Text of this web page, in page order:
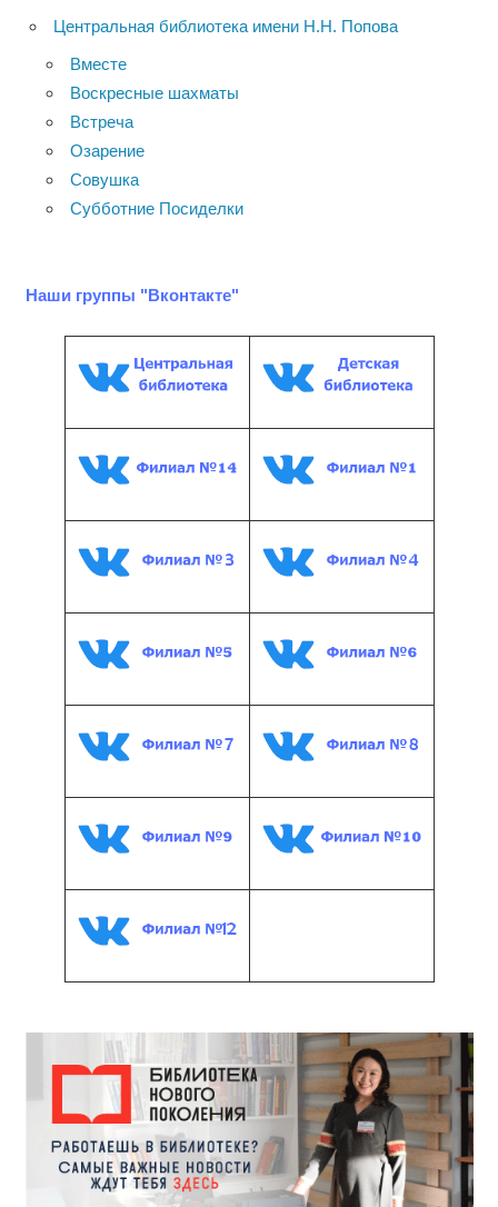
Центральная библиотека имени Н.Н. Попова
Вместе
Воскресные шахматы
Встреча
Озарение
Совушка
Субботние Посиделки
Наши группы "Вконтакте"